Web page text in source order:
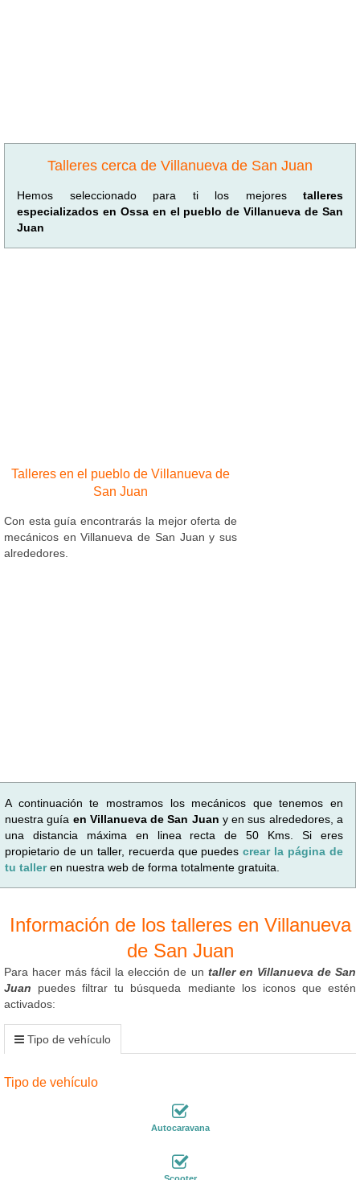
Talleres cerca de Villanueva de San Juan
Hemos seleccionado para ti los mejores talleres
especializados en Ossa en el pueblo de Villanueva de San
Juan
Talleres en el pueblo de Villanueva de
San Juan
Con esta guía encontrarás la mejor oferta de
mecánicos en Villanueva de San Juan y sus
alrededores.
A continuación te mostramos los mecánicos que tenemos en
nuestra guía en Villanueva de San Juan y en sus alrededores, a
una distancia máxima en linea recta de 50 Kms. Si eres
propietario de un taller, recuerda que puedescrear la página de
tu talleren nuestra web de forma totalmente gratuita.
Información de los talleres en Villanueva
de San Juan
Para hacer más fácil la elección de un taller en Villanueva de San
Juan puedes filtrar tu búsqueda mediante los iconos que estén
activados:
Tipo de vehículo
Tipo de vehículo
Autocaravana